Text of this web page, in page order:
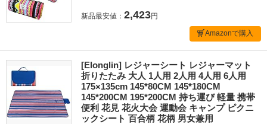
新品最安値： 2,423円
Amazonで購入
[Elonglin] レジャーシート レジャーマット
折りたたみ 大人 1人用 2人用 4人用 6人用
175×135cm 145*80CM 145*180CM
145*200CM 195*200CM 持ち運び 軽量 携帯
便利 花見 花火大会 運動会 キャンプ ピクニ
ックシート 百合柄 花柄 男女兼用